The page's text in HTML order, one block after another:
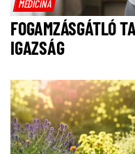
MEDICINA
FOGAMZÁSGÁTLÓ
IGAZSÁG